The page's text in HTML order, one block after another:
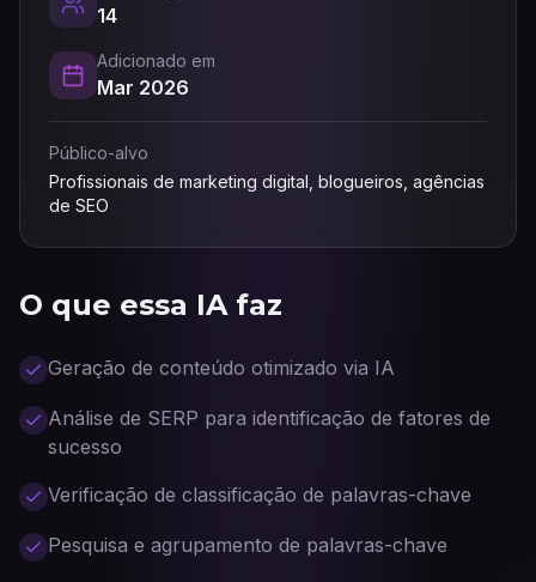
O que essa IA faz
Geração de conteúdo otimizado via IA
Análise de SERP para identificação de fatores de
sucesso
Verificação de classificação de palavras-chave
Pesquisa e agrupamento de palavras-chave
14
Adicionado em
Mar 2026
Público-alvo
Profissionais de marketing digital, blogueiros, agências
de SEO